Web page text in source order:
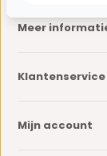
Meer
Klantenservice
Mijn account